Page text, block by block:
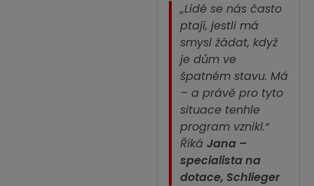
„Lidé se nás často
ptají, jestli má
smysl žádat, když
je dům ve
špatném stavu. Má
–⁠ a právě pro tyto
situace tenhle
program vznikl.“
Říká Jana –
specialista na
dotace, Schlieger